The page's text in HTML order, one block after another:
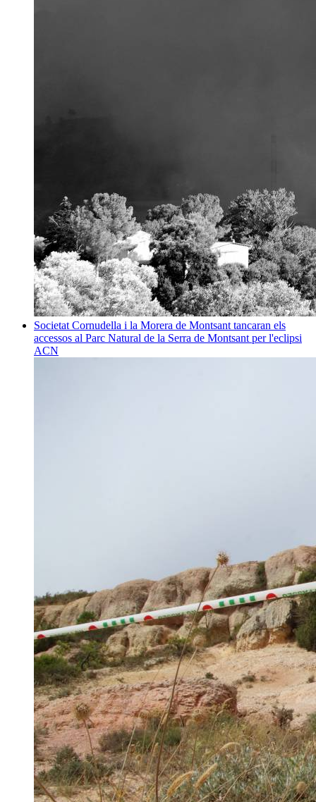
Societat Cornudella i la Morera de Montsant tancaran els
accessos al Parc Natural de la Serra de Montsant per l'eclipsi
ACN